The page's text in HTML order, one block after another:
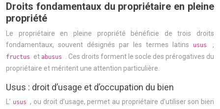
Droits fondamentaux du propriétaire en pleine
propriété
Le propriétaire en pleine propriété bénéficie de trois droits
fondamentaux, souvent désignés par les termes latins
usus ,
fructus et abusus
. Ces droits forment le socle des prérogatives du
propriétaire et méritent une attention particulière.
Usus : droit d’usage et d’occupation du bien
L’ usus, ou droit d’usage, permet au propriétaire d’utiliser son bien